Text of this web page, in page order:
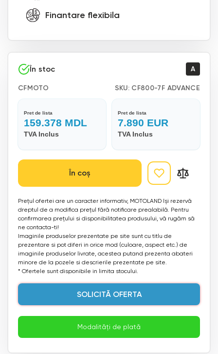
Finantare flexibila
În stoc A
CFMOTO SKU: CF800-7F ADVANCE
Pret de lista
159.378 MDL
TVA Inclus
Pret de lista
7.890 EUR
TVA Inclus
În coș
Prețul ofertei are un caracter informativ, MOTOLAND își rezervă
dreptul de a modifica prețul fără notificare prealabilă. Pentru
confirmarea prețului si disponibilitatea produsului, vă rugăm să
ne contacta-ti!
Imaginile produselor prezentate pe site sunt cu titlu de
prezentare si pot diferi in orice mod (culoare, aspect etc.) de
imaginile produselor livrate, acestea putand prezenta abateri
minore de la pozele si descrierile prezentate pe site.
* Ofertele sunt disponibile in limita stocului.
SOLICITĂ OFERTA
Modalități de plată